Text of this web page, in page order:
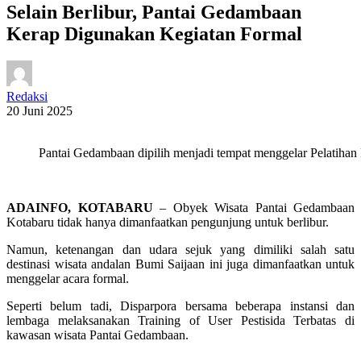
Selain Berlibur, Pantai Gedambaan
Kerap Digunakan Kegiatan Formal
Redaksi
20 Juni 2025
Pantai Gedambaan dipilih menjadi tempat menggelar
ADAINFO, KOTABARU – Obyek Wisata Pantai Gedambaan
Kotabaru tidak hanya dimanfaatkan pengunjung untuk berlibur.
Namun, ketenangan dan udara sejuk yang dimiliki salah satu
destinasi wisata andalan Bumi Saijaan ini juga dimanfaatkan untuk
menggelar acara formal.
Seperti belum tadi, Disparpora bersama beberapa instansi dan
lembaga melaksanakan Training of User Pestisida Terbatas di
kawasan wisata Pantai Gedambaan.